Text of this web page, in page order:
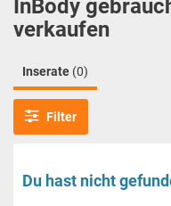
InBody
verkaufen
Inserate (0)
Filter
Du hast nicht